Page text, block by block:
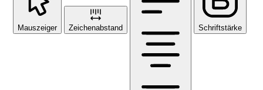
Mauszeiger Zeichenabstand Schriftstärke